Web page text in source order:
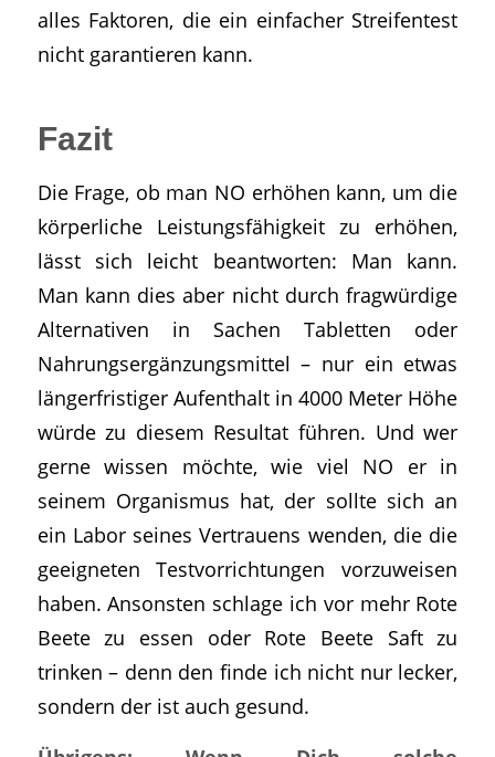
alles Faktoren, die ein einfacher Streifentest
nicht garantieren kann.
Fazit
Die Frage, ob man NO erhöhen kann, um die
körperliche Leistungsfähigkeit zu erhöhen,
lässt sich leicht beantworten: Man kann.
Man kann dies aber nicht durch fragwürdige
Alternativen in Sachen Tabletten oder
Nahrungsergänzungsmittel – nur ein etwas
längerfristiger Aufenthalt in 4000 Meter Höhe
würde zu diesem Resultat führen. Und wer
gerne wissen möchte, wie viel NO er in
seinem Organismus hat, der sollte sich an
ein Labor seines Vertrauens wenden, die die
geeigneten Testvorrichtungen vorzuweisen
haben. Ansonsten schlage ich vor mehr Rote
Beete zu essen oder Rote Beete Saft zu
trinken – denn den finde ich nicht nur lecker,
sondern der ist auch gesund.